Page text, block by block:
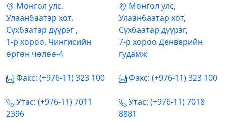
Mонгол улс,
Улаанбаатар хот,
Сүхбаатар дүүрэг ,
1-р хороо, Чингисийн
өргөн чөлөө-4
Факс: (+976-11) 323 100
Утас: (+976-11) 7011
2396
Mонгол улс,
Улаанбаатар хот,
Сүхбаатар дүүрэг,
7-р хороо Денверийн
гудамж
Факс: (+976-11) 323 100
Утас: (+976-11) 7018
8881